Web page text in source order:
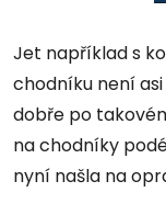
Jet například s
chodníku není
dobře po
na chodníky
nyní našla na